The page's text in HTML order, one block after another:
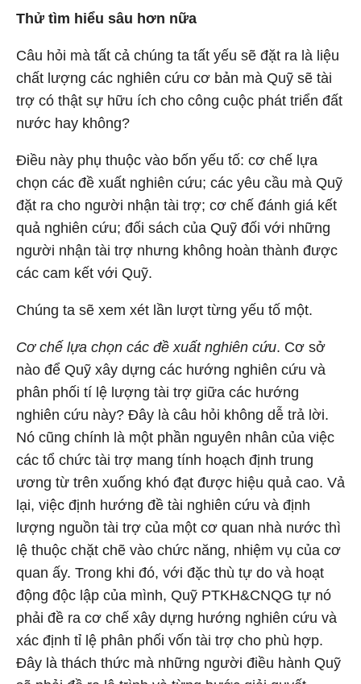
Thử tìm hiểu sâu hơn nữa
Câu hỏi mà tất cả chúng ta tất yếu sẽ đặt ra là liệu
chất lượng các nghiên cứu cơ bản mà Quỹ sẽ tài
trợ có thật sự hữu ích cho công cuộc phát triển đất
nước hay không?
Điều này phụ thuộc vào bốn yếu tố: cơ chế lựa
chọn các đề xuất nghiên cứu; các yêu cầu mà Quỹ
đặt ra cho người nhận tài trợ; cơ chế đánh giá kết
quả nghiên cứu; đối sách của Quỹ đối với những
người nhận tài trợ nhưng không hoàn thành được
các cam kết với Quỹ.
Chúng ta sẽ xem xét lần lượt từng yếu tố một.
Cơ chế lựa chọn các đề xuất nghiên cứu. Cơ sở
nào để Quỹ xây dựng các hướng nghiên cứu và
phân phối tí lệ lượng tài trợ giữa các hướng
nghiên cứu này? Đây là câu hỏi không dễ trả lời.
Nó cũng chính là một phần nguyên nhân của việc
các tổ chức tài trợ mang tính hoạch định trung
ương từ trên xuống khó đạt được hiệu quả cao. Vả
lại, việc định hướng đề tài nghiên cứu và định
lượng nguồn tài trợ của một cơ quan nhà nước thì
lệ thuộc chặt chẽ vào chức năng, nhiệm vụ của cơ
quan ấy. Trong khi đó, với đặc thù tự do và hoạt
động độc lập của mình, Quỹ PTKH&CNQG tự nó
phải đề ra cơ chế xây dựng hướng nghiên cứu và
xác định tỉ lệ phân phối vốn tài trợ cho phù hợp.
Đây là thách thức mà những người điều hành Quỹ